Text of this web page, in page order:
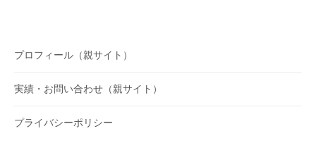
プロフィール（親サイト）
実績・お問い合わせ（親サイト）
プライバシーポリシー